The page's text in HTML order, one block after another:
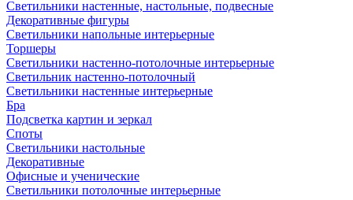
Светильники настенные, настольные, подвесные
Декоративные фигуры
Светильники напольные интерьерные
Торшеры
Светильники настенно-потолочные интерьерные
Светильник настенно-потолочный
Светильники настенные интерьерные
Бра
Подсветка картин и зеркал
Споты
Светильники настольные
Декоративные
Офисные и ученические
Светильники потолочные интерьерные